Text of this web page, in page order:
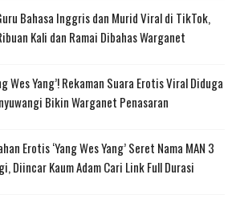
Bahasa Inggris dan Murid Viral di TikTok,
Kali dan Ramai Dibahas Warganet
Wes Yang’! Rekaman Suara Erotis Viral Diduga
Bikin Warganet Penasaran
Erotis ‘Yang Wes Yang’ Seret Nama MAN 3
Diincar Kaum Adam Cari Link Full Durasi